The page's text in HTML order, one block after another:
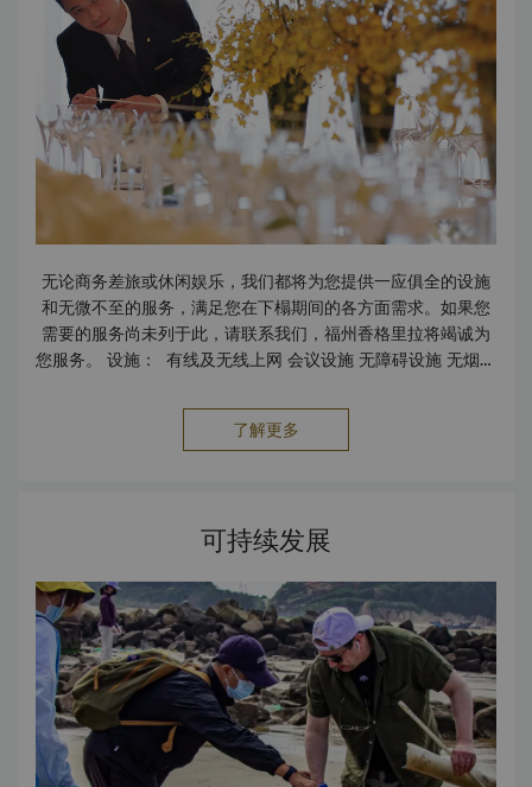
厅，譬如以米其林一星餐厅江南灶·融府。马可波罗笔下，13世
纪的福州是一个优雅的城市。光阴荏苒，岁月如梭。今天的福
州已是传统与现代传承的写照。福州香格里拉大酒店，为您缔
造极具特色的难忘居停体验。
无论商务差旅或休闲娱乐，我们都将为您提供一应俱全的设施
和无微不至的服务，满足您在下榻期间的各方面需求。如果您
需要的服务尚未列于此，请联系我们，福州香格里拉将竭诚为
您服务。 设施： 有线及无线上网 会议设施 无障碍设施 无烟客
及退房服务 邮政/包裹速递服务 旅行及交通： 机场/车站接送
了解更多
可持续发展